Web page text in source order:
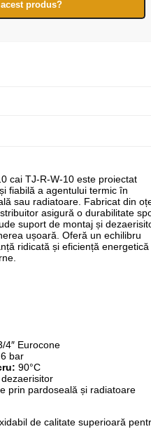
produs?
cai TJ-R-W-10 este proiectat
fiabilă a agentului termic în
sau radiatoare. Fabricat din
asigură o durabilitate
suport de montaj și
ușoară. Oferă un echilibru
ridicată și eficiență energetică
4″ Eurocone
6 bar
90°C
prin pardoseală și radiatoare
de calitate superioară